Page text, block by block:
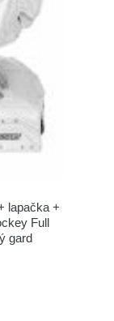
lapačka +
Full
gard